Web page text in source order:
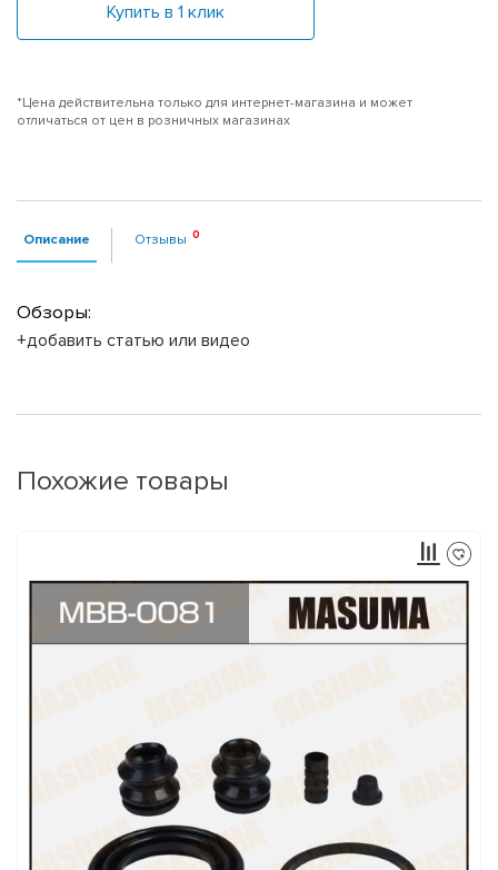
Купить в 1 клик
*Цена действительна только для интернет-магазина и может
отличаться от цен в розничных магазинах
Описание Отзывы
Обзоры:
+добавить статью или видео
Похожие товары